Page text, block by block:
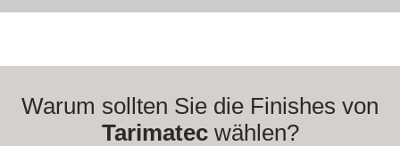
Warum sollten Sie die Finishes von
Tarimatecwählen?